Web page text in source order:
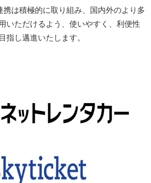
携は積極的に取り組み、国内外のより多
いただけるよう、使いやすく、利便性
指し邁進いたします。